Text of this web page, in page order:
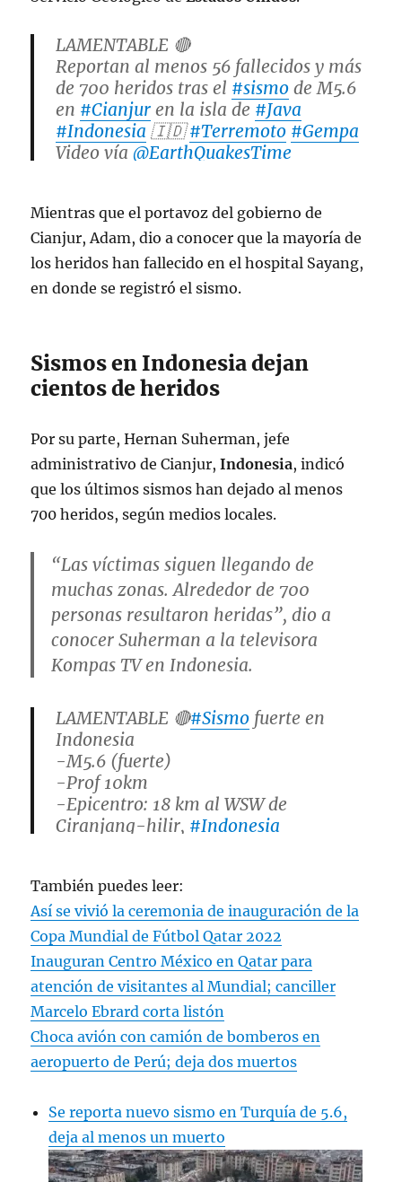
LAMENTABLE 🔴
Reportan al menos 56 fallecidos y más
de 700 heridos tras el #sismo de M5.6
en #Cianjur en la isla de #Java
#Indonesia 🇮🇩#Terremoto #Gempa
Video vía@EarthQuakesTime
— Geól. Sergio Almazán
(@chematierra)November 21, 2022
Mientras que el portavoz del gobierno de
Cianjur, Adam, dio a conocer que la mayoría de
los heridos han fallecido en el hospital Sayang,
en donde se registró el sismo.
Sismos en Indonesia dejan
cientos de heridos
Por su parte, Hernan Suherman, jefe
administrativo de Cianjur,Indonesia, indicó
que los últimos sismos han dejado al menos
700 heridos, según medios locales.
“Las víctimas siguen llegando de
muchas zonas. Alrededor de 700
personas resultaron heridas”, dio a
conocer Suherman a la televisora
Kompas TV enIndonesia.
LAMENTABLE 🔴#Sismo fuerte en
Indonesia
-M5.6 (fuerte)
-Prof 10km
-Epicentro: 18 km al WSW de
Ciranjang-hilir, #Indonesia
Dolorosas imágenes de los colapsos de
viviendas y edificaciones en#Cianjur
Créditos 🎥 VISITCIANJUR
Vía@MuhamadYudiana2
pic.twitter.com/KHFNnAOkJ3
— Geól. Sergio Almazán
(@chematierra)November 21, 2022
También puedes leer:
Así se vivió la ceremonia de inauguración de la
Copa Mundial de Fútbol Qatar 2022
Inauguran Centro México en Qatar para
atención de visitantes al Mundial; canciller
Marcelo Ebrard corta listón
Choca avión con camión de bomberos en
aeropuerto de Perú; deja dos muertos
Se reporta nuevo sismo en Turquía de 5.6,
deja al menos un muerto